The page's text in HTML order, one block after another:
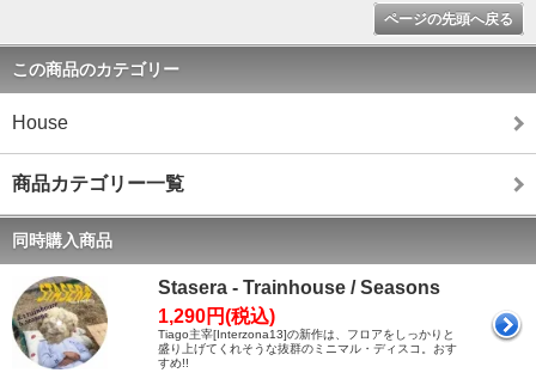
ページの先頭へ戻る
この商品のカテゴリー
House
商品カテゴリー一覧
同時購入商品
Stasera - Trainhouse / Seasons
1,290円(税込)
Tiago主宰[Interzona13]の新作は、フロアをしっかりと
盛り上げてくれそうな抜群のミニマル・ディスコ。おす
すめ!!